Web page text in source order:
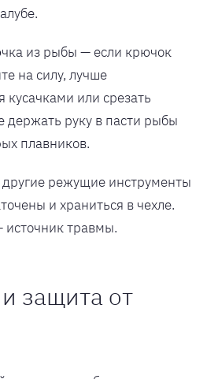
из рыбы — если крючок
на силу, лучше
кусачками или срезать
держать руку в пасти рыбы
плавников.
режущие инструменты
и храниться в чехле.
травмы.
защита от